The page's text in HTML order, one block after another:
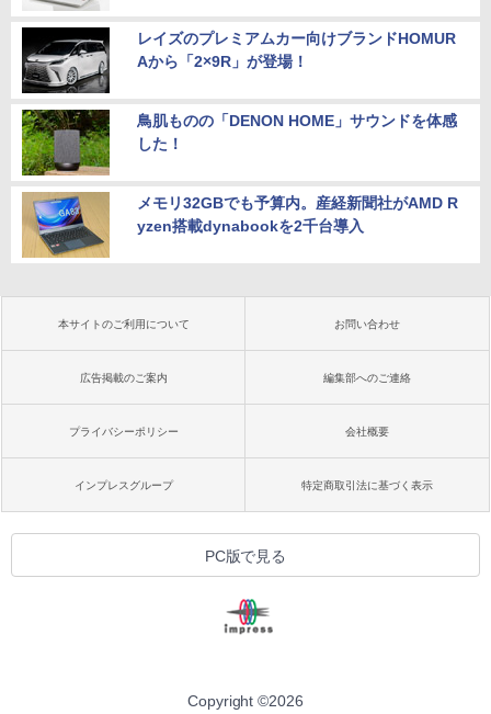
レイズのプレミアムカー向けブランドHOMUR
Aから「2×9R」が登場！
鳥肌ものの「DENON HOME」サウンドを体感
した！
メモリ32GBでも予算内。産経新聞社がAMD R
yzen搭載dynabookを2千台導入
本サイトのご利用について お問い合わせ
広告掲載のご案内 編集部へのご連絡
プライバシーポリシー 会社概要
インプレスグループ 特定商取引法に基づく表示
PC版で見る
Copyright ©2026